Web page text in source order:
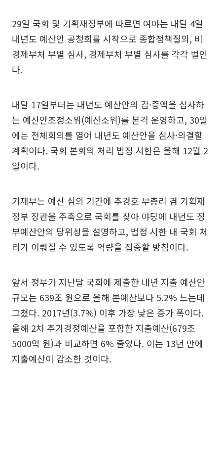
29일 국회 및 기획재정부에 따르면 여야는 내달 4일
내년도 예산안 공청회를 시작으로 종합정책질의, 비
경제부처 부별 심사, 경제부처 부별 심사를 각각 벌인
다.
내달 17일부터는 내년도 예산안의 감·증액을 심사하
는 예산안조정소위(예산소위)를 본격 운영하고, 30일
에는 전체회의를 열어 내년도 예산안을 심사·의결할
계획이다. 국회 본회의 처리 법정 시한은 올해 12월 2
일이다.
기재부는 예산 심의 기간에 추경호 부총리 겸 기획재
정부 장관을 주축으로 국회를 찾아 야당에 내년도 정
부예산안의 당위성을 설명하고, 법정 시한 내 국회 처
리가 이뤄질 수 있도록 역량을 집중할 방침이다.
앞서 정부가 지난달 국회에 제출한 내년 지출 예산안
규모는 639조 원으로 올해 본예산보다 5.2% 느는데
그쳤다. 2017년(3.7%) 이후 가장 낮은 증가 폭이다.
올해 2차 추가경정예산을 포함한 지출예산(679조
5000억 원)과 비교하면 6% 줄었다. 이는 13년 만에
지출예산이 감소한 것이다.